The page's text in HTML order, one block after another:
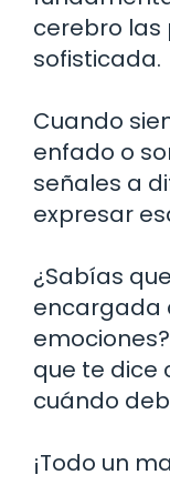
cerebro las
sofisticada.
Cuando
enfado o
señales a
expresar
¿Sabías
encargada
que te dice
cuándo
¡Todo un